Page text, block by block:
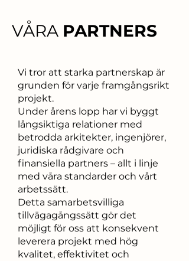
VÅRA PARTNERS
Vi tror att starka partnerskap är
grunden för varje framgångsrikt
projekt.
Under årens lopp har vi byggt
långsiktiga relationer med
betrodda arkitekter, ingenjörer,
juridiska rådgivare och
finansiella partners – allt i linje
med våra standarder och vårt
arbetssätt.
Detta samarbetsvilliga
tillvägagångssätt gör det
möjligt för oss att konsekvent
leverera projekt med hög
kvalitet, effektivitet och